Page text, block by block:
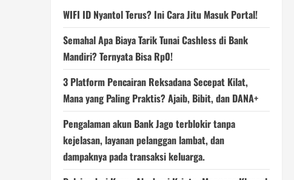
WIFI ID Nyantol Terus? Ini Cara Jitu Masuk Portal!
Semahal Apa Biaya Tarik Tunai Cashless di Bank
Mandiri? Ternyata Bisa Rp0!
3 Platform Pencairan Reksadana Secepat Kilat,
Mana yang Paling Praktis? Ajaib, Bibit, dan DANA+
Pengalaman akun Bank Jago terblokir tanpa
kejelasan, layanan pelanggan lambat, dan
dampaknya pada transaksi keluarga.